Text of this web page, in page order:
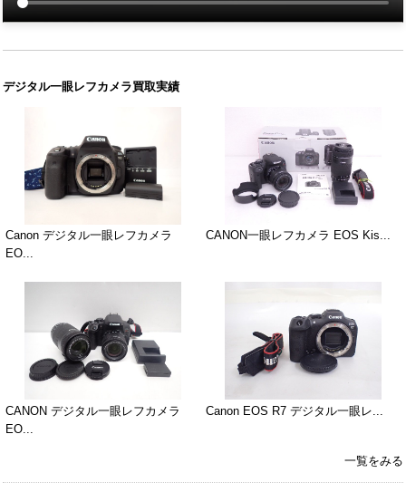
デジタル一眼レフカメラ買取実績
Canon デジタル一眼レフカメラ
EO...
CANON一眼レフカメラ EOS Kis...
CANON デジタル一眼レフカメラ
EO...
Canon EOS R7 デジタル一眼レ...
一覧をみる